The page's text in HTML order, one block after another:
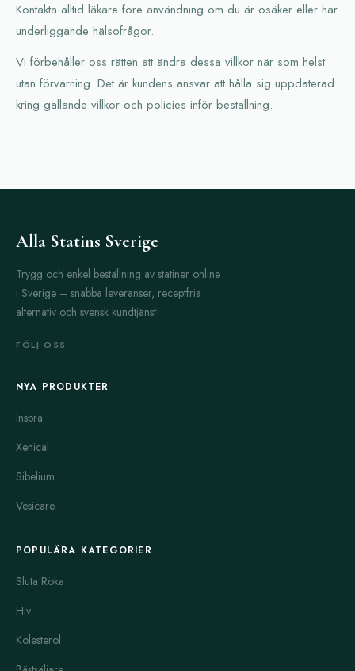
Kontakta alltid läkare före användning om du är osäker eller har
underliggande hälsofrågor.
Vi förbehåller oss rätten att ändra dessa villkor när som helst
utan förvarning. Det är kundens ansvar att hålla sig uppdaterad
kring gällande villkor och policies inför beställning.
Alla Statins Sverige
Trygg och enkel beställning av statiner online
i Sverige – snabba leveranser, receptfria
alternativ och svensk kundtjänst!
FÖLJ OSS
NYA PRODUKTER
Inspra
Xenical
Sibelium
Vesicare
POPULÄRA KATEGORIER
Sluta Röka
Hiv
Kolesterol